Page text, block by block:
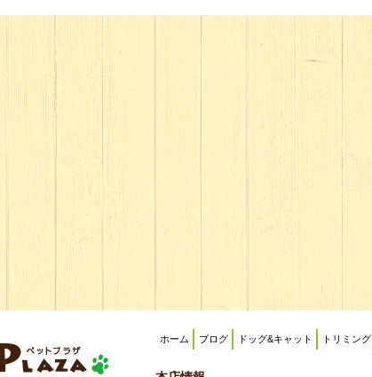
ホーム ブログ ドッグ&キャット トリミング